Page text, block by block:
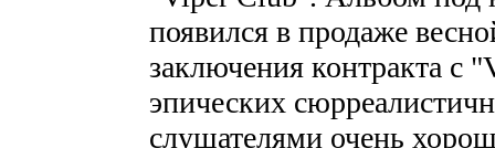
появился в продаже
заключения контракта с
эпических
слушателями очень